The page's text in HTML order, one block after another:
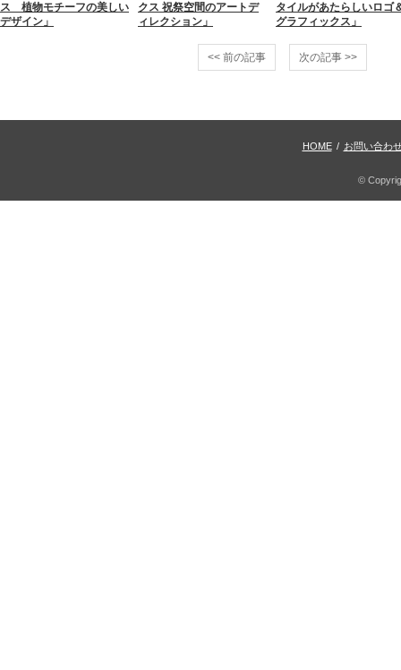
ス 植物モチーフの美しい
デザイン」
クス 祝祭空間のアートデ
ィレクション」
タイルがあたらしいロゴ
グラフィックス」
<< 前の記事 次の記事 >>
HOME / お問い合わ
©